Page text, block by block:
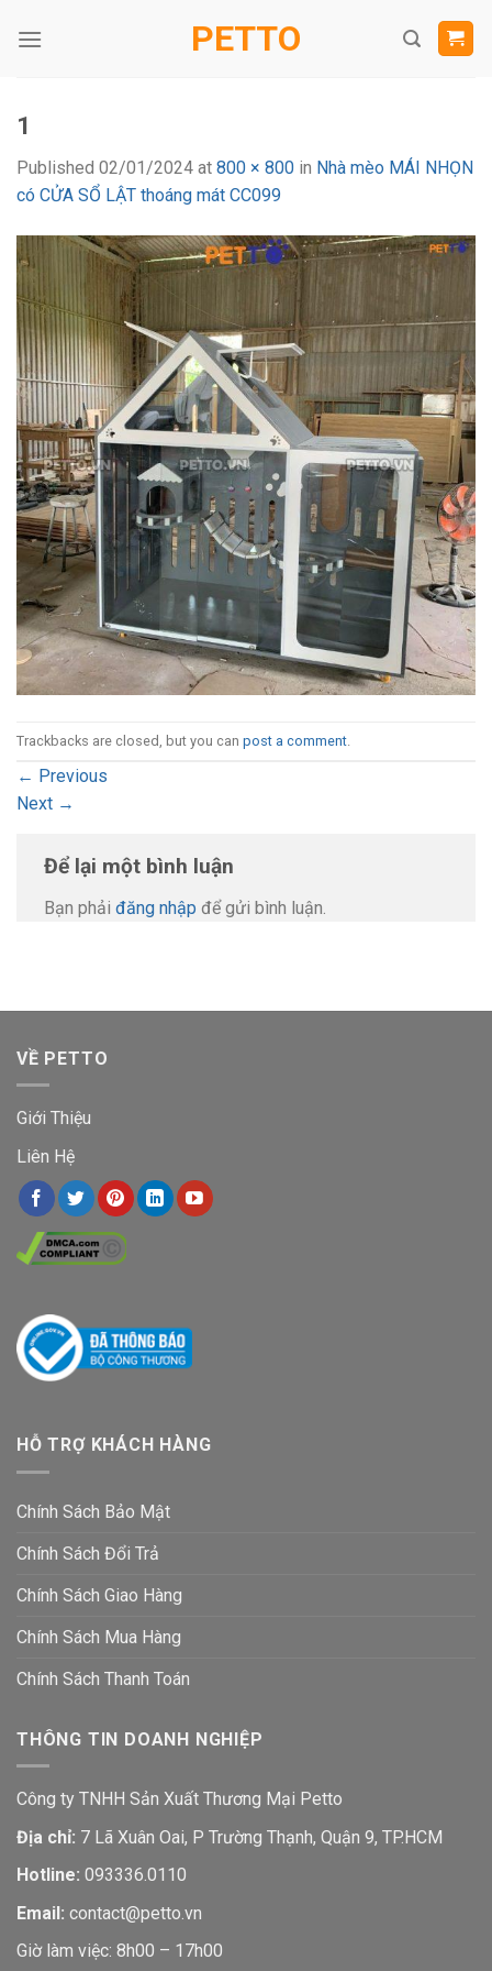
PETTO
1
Published 02/01/2024 at 800 × 800 in Nhà mèo MÁI NHỌN
có CỬA SỔ LẬT thoáng mát CC099
Trackbacks are closed, but you can post a comment
← Previous
Next →
Để lại một bình luận
Bạn phải đăng nhập để gửi bình luận.
VỀ PETTO
Giới Thiệu
Liên Hệ
HỖ TRỢ KHÁCH HÀNG
Chính Sách Bảo Mật
Chính Sách Đổi Trả
Chính Sách Giao Hàng
Chính Sách Mua Hàng
Chính Sách Thanh Toán
THÔNG TIN DOANH NGHIỆP
Công ty TNHH Sản Xuất Thương Mại Petto
Địa chỉ: 7 Lã Xuân Oai, P Trường Thạnh, Quận 9, TP.HCM
Hotline: 093336.0110
Email: contact@petto.vn
Giờ làm việc: 8h00 – 17h00